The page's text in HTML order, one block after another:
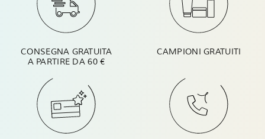
CONSEGNA GRATUITA
A PARTIRE DA 60 €
CAMPIONI GRATUITI